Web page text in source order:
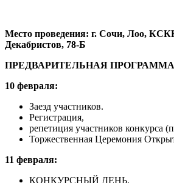
Место проведения: г. Сочи, Лоо,
Декабристов, 78-Б
ПРЕДВАРИТЕЛЬНАЯ
10 февраля:
Заезд участников.
Регистрация,
репетиция участников конкурса
Торжественная Церемония
11 февраля:
КОНКУРСНЫЙ ДЕНЬ.